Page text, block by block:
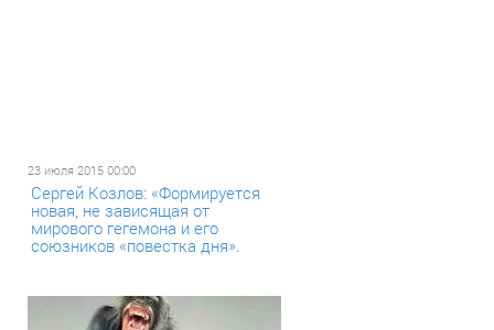
23 июля 2015 00:00
Сергей Козлов: «Формируется
новая, не зависящая от
мирового гегемона и его
союзников «повестка дня».